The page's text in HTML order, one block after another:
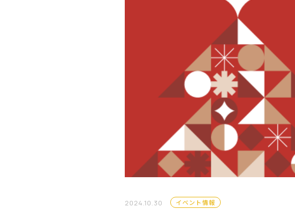
2024.10.30 イベント情報